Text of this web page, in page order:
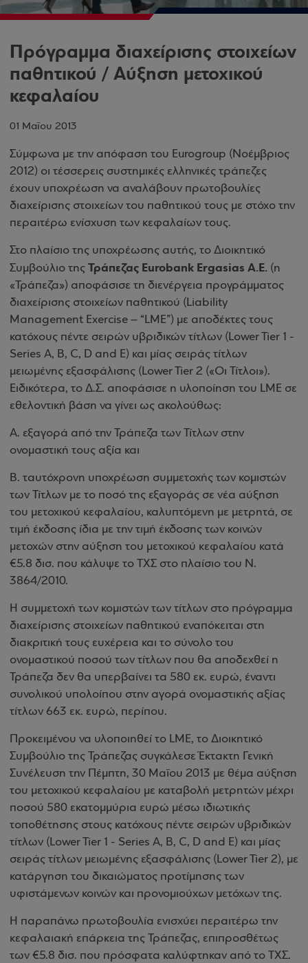
Πρόγραμμα διαχείρισης στοιχείων
παθητικού / Αύξηση μετοχικού
κεφαλαίου
01 Μαΐου 2013
Σύμφωνα με την απόφαση του Eurogroup (Νοέμβριος
2012) οι τέσσερεις συστημικές ελληνικές τράπεζες
έχουν υποχρέωση να αναλάβουν πρωτοβουλίες
διαχείρισης στοιχείων του παθητικού τους με στόχο την
περαιτέρω ενίσχυση των κεφαλαίων τους.
Στο πλαίσιο της υποχρέωσης αυτής, το Διοικητικό
Συμβούλιο της Τράπεζας Eurobank Ergasias Α.Ε. (η
«Τράπεζα») αποφάσισε τη διενέργεια προγράμματος
διαχείρισης στοιχείων παθητικού (Liability
Management Exercise – “LME”) με αποδέκτες τους
κατόχους πέντε σειρών υβριδικών τίτλων (Lower Tier 1 -
Series A, B, C, D and E) και μίας σειράς τίτλων
μειωμένης εξασφάλισης (Lower Tier 2 («Οι Τίτλοι»).
Ειδικότερα, το Δ.Σ. αποφάσισε η υλοποίηση του LME σε
εθελοντική βάση να γίνει ως ακολούθως:
A. εξαγορά από την Τράπεζα των Τίτλων στην
ονομαστική τους αξία και
B. ταυτόχρονη υποχρέωση συμμετοχής των κομιστών
των Τίτλων με το ποσό της εξαγοράς σε νέα αύξηση
του μετοχικού κεφαλαίου, καλυπτόμενη με μετρητά, σε
τιμή έκδοσης ίδια με την τιμή έκδοσης των κοινών
μετοχών στην αύξηση του μετοχικού κεφαλαίου κατά
€5.8 δισ. που κάλυψε το ΤΧΣ στο πλαίσιο του Ν.
3864/2010.
Η συμμετοχή των κομιστών των τίτλων στο πρόγραμμα
διαχείρισης στοιχείων παθητικού εναπόκειται στη
διακριτική τους ευχέρεια και το σύνολο του
ονομαστικού ποσού των τίτλων που θα αποδεχθεί η
Τράπεζα δεν θα υπερβαίνει τα 580 εκ. ευρώ, έναντι
συνολικού υπολοίπου στην αγορά ονομαστικής αξίας
τίτλων 663 εκ. ευρώ, περίπου.
Προκειμένου να υλοποιηθεί το LME, το Διοικητικό
Συμβούλιο της Τράπεζας συγκάλεσε Έκτακτη Γενική
Συνέλευση την Πέμπτη, 30 Μαΐου 2013 με θέμα αύξηση
του μετοχικού κεφαλαίου με καταβολή μετρητών μέχρι
ποσού 580 εκατομμύρια ευρώ μέσω ιδιωτικής
τοποθέτησης στους κατόχους πέντε σειρών υβριδικών
τίτλων (Lower Tier 1 - Series A, B, C, D and E) και μίας
σειράς τίτλων μειωμένης εξασφάλισης (Lower Tier 2), με
κατάργηση του δικαιώματος προτίμησης των
υφιστάμενων κοινών και προνομιούχων μετόχων της.
Η παραπάνω πρωτοβουλία ενισχύει περαιτέρω την
κεφαλαιακή επάρκεια της Τράπεζας, επιπροσθέτως
των €5.8 δισ. που πρόσφατα καλύφτηκαν από το ΤΧΣ.